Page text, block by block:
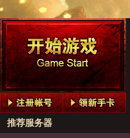
推荐服务器